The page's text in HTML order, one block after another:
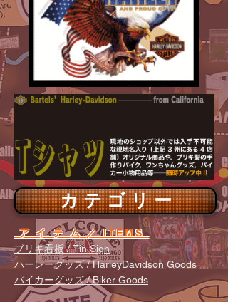
カ テ ゴ リ ー
ア イ テ ム ／ ITEMS
ブリキ看板 / Tin Sign
ハーレーグッズ / HarleyDavidson Goods
バイカーグッズ / Biker Goods